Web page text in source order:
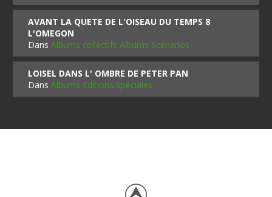
AVANT LA QUETE DE L'OISEAU DU TEMPS 8
L'OMEGON
DansAlbums collectifs Albums Scénarios
LOISEL DANS L' OMBRE DE PETER PAN
DansAlbums Editions Spéciales